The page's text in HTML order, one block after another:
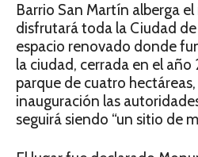
Barrio San Martín alberga
disfrutará toda la Ciudad
espacio renovado donde
la ciudad, cerrada en el año
parque de cuatro
inauguración las
seguirá siendo “un sitio de